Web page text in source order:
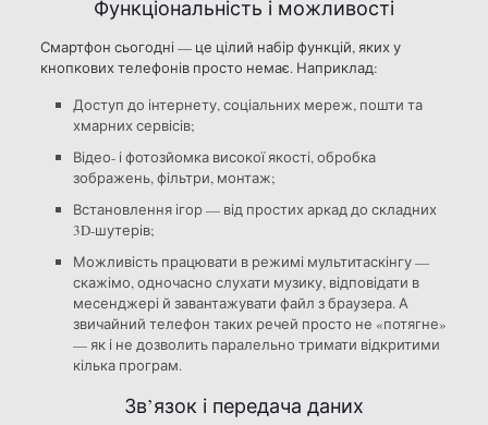
Функціональність і можливості
Смартфон сьогодні — це цілий набір функцій, яких у
кнопкових телефонів просто немає. Наприклад:
Доступ до інтернету, соціальних мереж, пошти та
хмарних сервісів;
Відео- і фотозйомка високої якості, обробка
зображень, фільтри, монтаж;
Встановлення ігор — від простих аркад до складних
3D-шутерів;
Можливість працювати в режимі мультитаскінгу —
скажімо, одночасно слухати музику, відповідати в
месенджері й завантажувати файл з браузера. А
звичайний телефон таких речей просто не «потягне»
— як і не дозволить паралельно тримати відкритими
кілька програм.
Зв’язок і передача даних